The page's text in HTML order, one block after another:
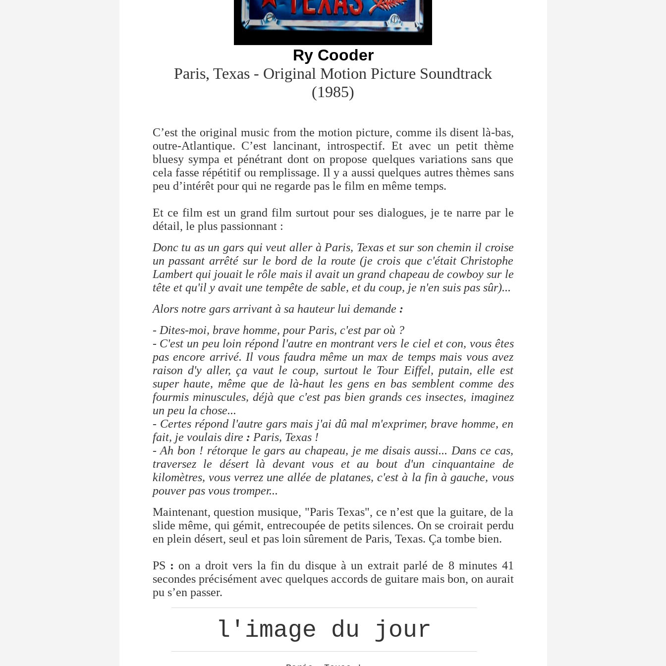
Ry Cooder
Paris, Texas - Original Motion Picture Soundtrack
(1985)
C’est the original music from the motion picture, comme ils disent là-bas,
outre-Atlantique. C’est lancinant, introspectif. Et avec un petit thème
bluesy sympa et pénétrant dont on propose quelques variations sans que
cela fasse répétitif ou remplissage. Il y a aussi quelques autres thèmes sans
peu d’intérêt pour qui ne regarde pas le film en même temps.
Et ce film est un grand film surtout pour ses dialogues, je te narre par le
détail, le plus passionnant :
Donc tu as un gars qui veut aller à Paris, Texas et sur son chemin il croise
un passant arrêté sur le bord de la route (je crois que c'était Christophe
Lambert qui jouait le rôle mais il avait un grand chapeau de cowboy sur le
tête et qu'il y avait une tempête de sable, et du coup, je n'en suis pas sûr)...
Alors notre gars arrivant à sa hauteur lui demande :
- Dites-moi, brave homme, pour Paris, c'est par où ?
- C'est un peu loin répond l'autre en montrant vers le ciel et con, vous êtes
pas encore arrivé. Il vous faudra même un max de temps mais vous avez
raison d'y aller, ça vaut le coup, surtout le Tour Eiffel, putain, elle est
super haute, même que de là-haut les gens en bas semblent comme des
fourmis minuscules, déjà que c'est pas bien grands ces insectes, imaginez
un peu la chose...
- Certes répond l'autre gars mais j'ai dû mal m'exprimer, brave homme, en
fait, je voulais dire : Paris, Texas !
- Ah bon ! rétorque le gars au chapeau, je me disais aussi... Dans ce cas,
traversez le désert là devant vous et au bout d'un cinquantaine de
kilomètres, vous verrez une allée de platanes, c'est à la fin à gauche, vous
pouver pas vous tromper...
Maintenant, question musique, "Paris Texas", ce n’est que la guitare, de la
slide même, qui gémit, entrecoupée de petits silences. On se croirait perdu
en plein désert, seul et pas loin sûrement de Paris, Texas. Ça tombe bien.
PS : on a droit vers la fin du disque à un extrait parlé de 8 minutes 41
secondes précisément avec quelques accords de guitare mais bon, on aurait
pu s’en passer.
l'image du jour